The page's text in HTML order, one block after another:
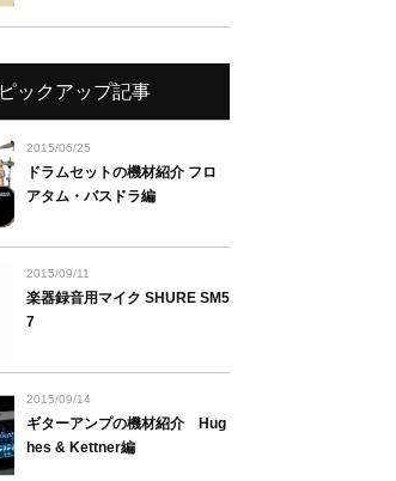
ピックアップ記事
2015/06/25
ドラムセットの機材紹介 フロ
アタム・バスドラ編
2015/09/11
楽器録音用マイク SHURE SM5
7
2015/09/14
ギターアンプの機材紹介 Hug
hes & Kettner編